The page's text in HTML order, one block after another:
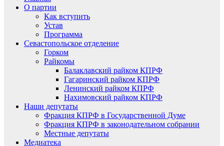
О партии
Как вступить
Устав
Программа
Севастопольское отделение
Горком
Райкомы
Балаклавский райком КПРФ
Гагаринский райком КПРФ
Ленинский райком КПРФ
Нахимовский райком КПРФ
Наши депутаты
Фракция КПРФ в Государственной Думе
Фракция КПРФ в законодательном собрании
Местные депутаты
Медиатека